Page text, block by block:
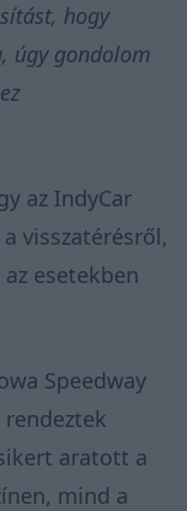
hogy
úgy gondolom
az IndyCar
visszatérésről,
esetekben
Speedway
aratott a
mind a